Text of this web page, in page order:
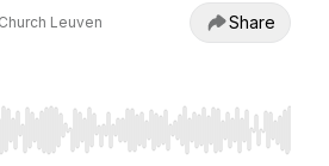
Leuven Share
to seek, Home/End to jump to